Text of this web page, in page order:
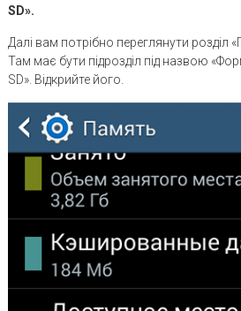
SD».
Далі вам потрібно переглянути розділ
Там має бути підрозділ під назвою
SD». Відкрийте його.